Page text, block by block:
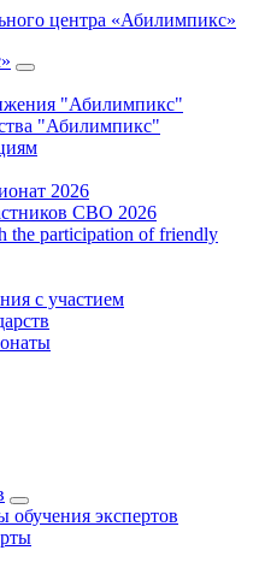
"Абилимпикс"
"Абилимпикс"
2026
СВО 2026
the participation of friendly
с участием
обучения экспертов